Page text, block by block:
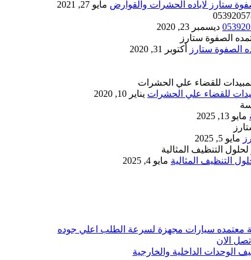
مايو 27, 2021
ديسمبر 23, 2020
أكتوبر 31, 2020
يناير 10, 2020
مايو 13, 2025
مايو 5, 2025
التنظيف المثالية مايو 4, 2025
معتمده سيارات مجهزة لسرعة الطلب اعلي جوده
الان
الداخلية والخارجية